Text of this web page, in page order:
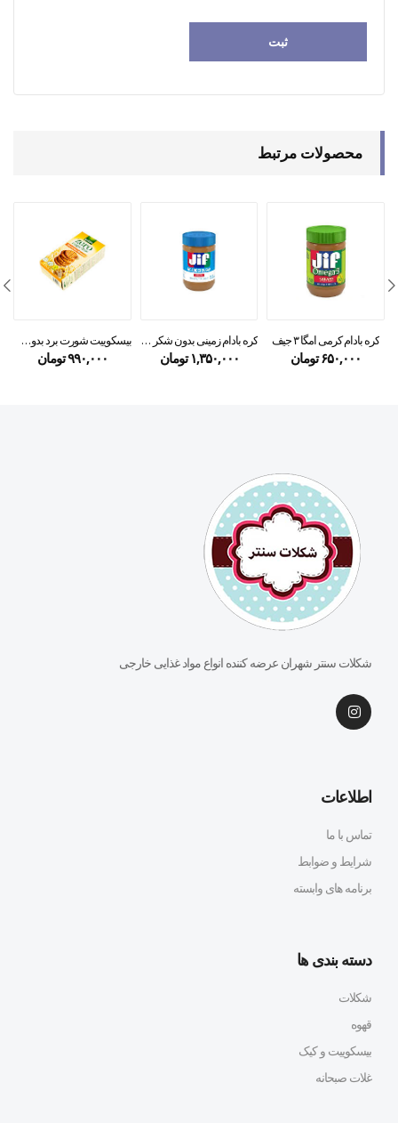
محصولات مرتبط
کره بادام کرمی امگا ۳ جیف
۶۵۰,۰۰۰تومان
کره بادام زمینی بدون شکر جیف ۴۴۰ گرمی
۱,۳۵۰,۰۰۰ تومان
بیسکوییت شورت برد بدون قند گولون ۳۳۰ گرمی
۹۹۰,۰۰۰تومان
شکلات سنتر شهران عرضه کننده انواع مواد غذایی خارجی
اطلاعات
تماس با ما
شرایط و ضوابط
برنامه های وابسته
دسته بندی ها
شکلات
قهوه
بیسکوییت و کیک
غلات صبحانه